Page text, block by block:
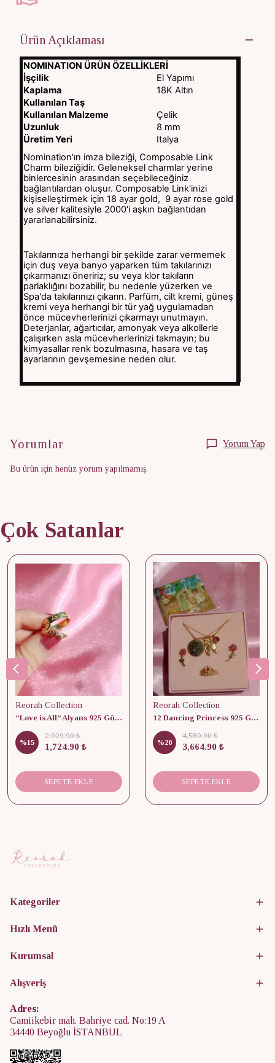
Ürün Açıklaması
NOMINATION ÜRÜN ÖZELLİKLERİ
İşçilik
El Yapımı
Kaplama
18K Altın
Kullanılan Taş
Kullanılan Malzeme
Çelik
Uzunluk
8 mm
Üretim Yeri
Italya
Nomination'ın imza bileziği, Composable Link
Charm bileziğidir. Geleneksel charmlar yerine
binlercesinin arasından seçebileceğiniz
bağlantılardan oluşur. Composable Link'inizi
kişiselleştirmek için 18 ayar gold, 9 ayar rose gold
ve silver kalitesiyle 2000'i aşkın bağlantıdan
yararlanabilirsiniz.
Takılarınıza herhangi bir şekilde zarar vermemek
için duş veya banyo yaparken tüm takılarınızı
çıkarmanızı öneririz; su veya klor takıların
parlaklığını bozabilir, bu nedenle yüzerken ve
Spa'da takılarınızı çıkarın. Parfüm, cilt kremi, güneş
kremi veya herhangi bir tür yağ uygulamadan
önce mücevherlerinizi çıkarmayı unutmayın.
Deterjanlar, ağartıcılar, amonyak veya alkollerle
çalışırken asla mücevherlerinizi takmayın; bu
kimyasallar renk bozulmasına, hasara ve taş
ayarlarının gevşemesine neden olur.
Yorumlar Yorum Yap
Bu ürün için henüz yorum yapılmamış.
Çok Satanlar
Reorah Collection
“Love is All” Alyans 925 Gümüş - Medium Beden
%15
2,029.90 ₺
1,724.90 ₺
SEPETE EKLE
Reorah Collection
12 Dancing Princess 925 Gümüş/ Kolye, Küpe ve Yüzük Set
%20
4,580.90 ₺
3,664.90 ₺
SEPETE EKLE
Kategoriler
Hızlı Menü
Kurumsal
Alışveriş
Adres:
Camiikebir mah. Bahriye cad. No:19 A
34440 Beyoğlu İSTANBUL